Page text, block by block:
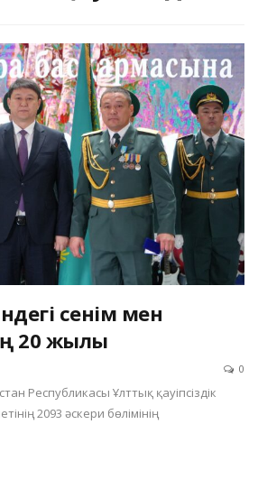
сенім мен
20 жылы
0
Республикасы Ұлттық қауіпсіздік
2093 әскери бөлімінің